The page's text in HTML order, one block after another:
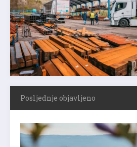
Posljednje objavljeno